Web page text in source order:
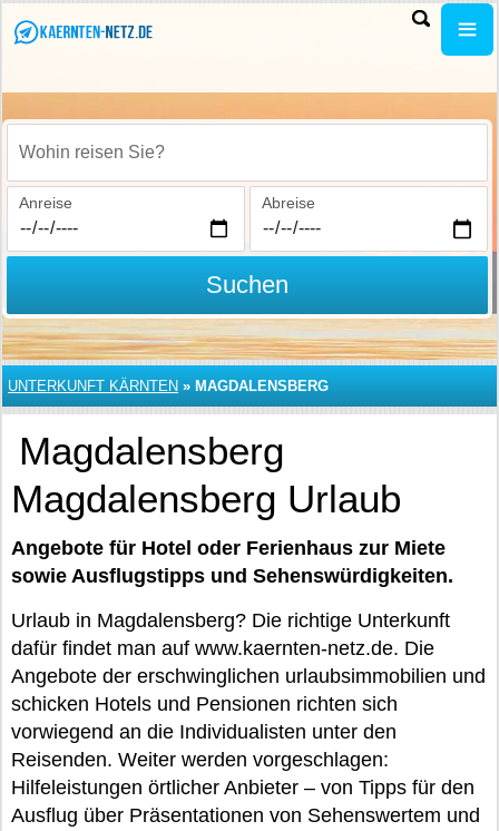
Wohin reisen Sie?
Anreise Abreise
Suchen
UNTERKUNFT KÄRNTEN » MAGDALENSBERG
Magdalensberg
Magdalensberg Urlaub
Angebote für Hotel oder Ferienhaus zur Miete
sowie Ausflugstipps und Sehenswürdigkeiten.
Urlaub in Magdalensberg? Die richtige Unterkunft
dafür findet man auf www.kaernten-netz.de. Die
Angebote der erschwinglichen urlaubsimmobilien und
schicken Hotels und Pensionen richten sich
vorwiegend an die Individualisten unter den
Reisenden. Weiter werden vorgeschlagen:
Hilfeleistungen örtlicher Anbieter – von Tipps für den
Ausflug über Präsentationen von Sehenswertem und